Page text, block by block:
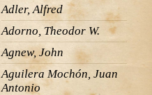
Adler, Alfred
Adorno, Theodor W.
Agnew, John
Aguilera Mochón, Juan
Antonio